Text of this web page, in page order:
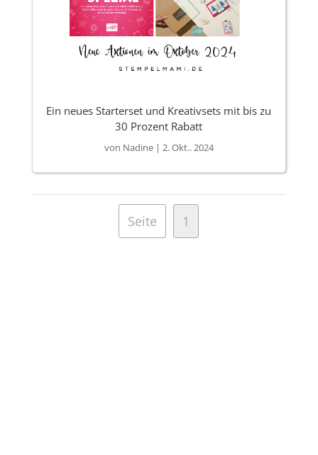
Ein neues Starterset und Kreativsets mit bis zu
30 Prozent Rabatt
von Nadine| 2. Okt.. 2024
Seite 1